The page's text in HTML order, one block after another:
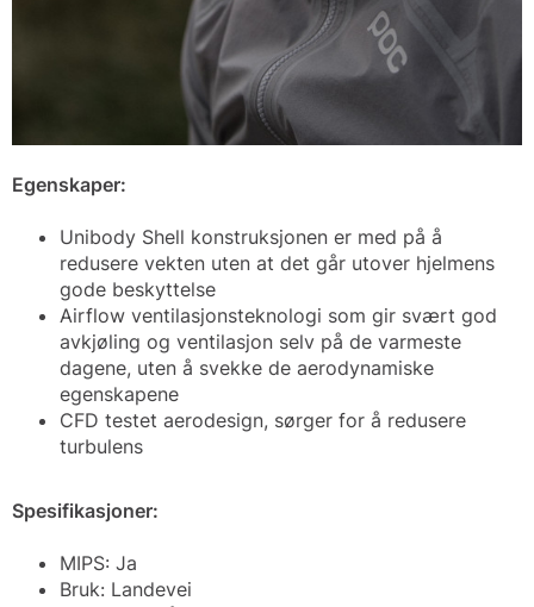
Egenskaper:
Unibody Shell konstruksjonen er med på å
redusere vekten uten at det går utover hjelmens
gode beskyttelse
Airflow ventilasjonsteknologi som gir svært god
avkjøling og ventilasjon selv på de varmeste
dagene, uten å svekke de aerodynamiske
egenskapene
CFD testet aerodesign, sørger for å redusere
turbulens
Spesifikasjoner:
MIPS: Ja
Bruk: Landevei